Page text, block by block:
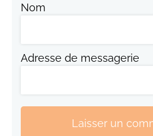
Nom
Adresse de messagerie
Laisser un